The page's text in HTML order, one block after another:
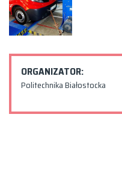
ORGANIZATOR:
Politechnika Białostocka